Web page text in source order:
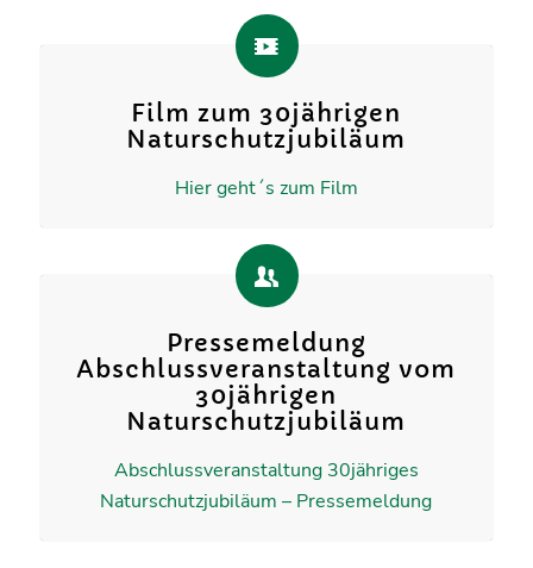
Film zum 30jährigen
Naturschutzjubiläum
Hier geht´s zum Film
Pressemeldung
Abschlussveranstaltung vom
30jährigen
Naturschutzjubiläum
Abschlussveranstaltung 30jähriges
Naturschutzjubiläum – Pressemeldung